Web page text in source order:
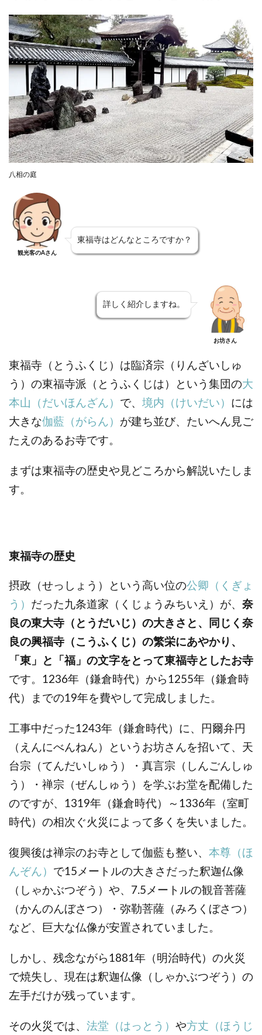
八相の庭
観光客のAさん
東福寺はどんなところですか？
詳しく紹介しますね。
お坊さん
東福寺（とうふくじ）は臨済宗（りんざいしゅ
う）の東福寺派（とうふくじは）という集団の大
本山（だいほんざん） で、 境内（けいだい） には
大きな伽藍（がらん） が建ち並び、たいへん見ご
たえのあるお寺です。
まずは東福寺の歴史や見どころから解説いたしま
す。
東福寺の歴史
摂政（せっしょう）という高い位の公卿（くぎょ
う） だった九条道家（くじょうみちいえ）が、 奈
良の東大寺（とうだいじ）の大きさと、同じく奈
良の興福寺（こうふくじ）の繁栄にあやかり、
「東」と「福」の文字をとって東福寺としたお寺
です。 1236年（鎌倉時代）から1255年（鎌倉時
代）までの19年を費やして完成しました。
工事中だった1243年（鎌倉時代）に、円爾弁円
（えんにべんねん）というお坊さんを招いて、天
台宗（てんだいしゅう）・真言宗（しんごんしゅ
う）・禅宗（ぜんしゅう）を学ぶお堂を配備した
のですが、1319年（鎌倉時代）～1336年（室町
時代）の相次ぐ火災によって多くを失いました。
復興後は禅宗のお寺として伽藍も整い、 本尊（ほ
んぞん） で15メートルの大きさだった釈迦仏像
（しゃかぶつぞう）や、7.5メートルの観音菩薩
（かんのんぼさつ）・弥勒菩薩（みろくぼさつ）
など、巨大な仏像が安置されていました。
しかし、残念ながら1881年（明治時代）の火災
で焼失し、現在は釈迦仏像（しゃかぶつぞう）の
左手だけが残っています。
その火災では、 法堂（はっとう） や方丈（ほうじ